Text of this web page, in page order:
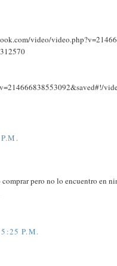
video/
pero no lo encuentro en
P.M.